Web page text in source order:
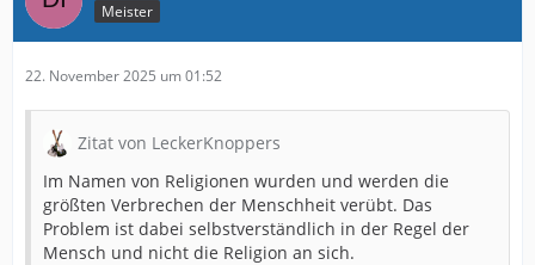
Meister
22. November 2025 um 01:52
Zitat von LeckerKnoppers
Im Namen von Religionen wurden und werden die
größten Verbrechen der Menschheit verübt. Das
Problem ist dabei selbstverständlich in der Regel der
Mensch und nicht die Religion an sich.